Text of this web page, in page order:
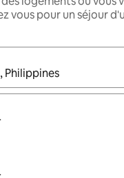
vous pour un séjour
résultats s'affichent,